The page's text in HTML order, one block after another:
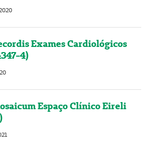
Exames Cardiológicos
4)
Espaço Clínico Eireli